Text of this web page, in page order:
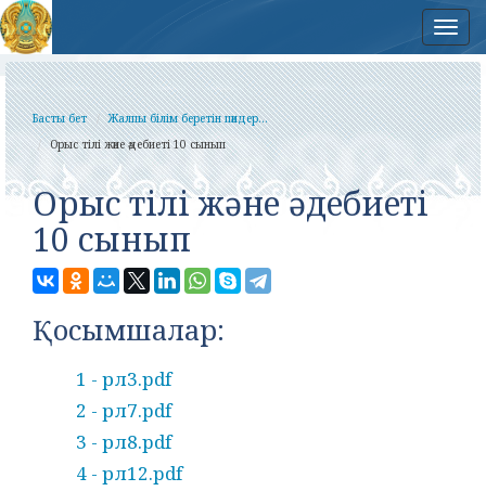
Басты бет
Жалпы білім беретін пәндер...
Орыс тілі және әдебиеті 10 сынып
Орыс тілі және әдебиеті
10 сынып
Қосымшалар:
1 - рл3.pdf
2 - рл7.pdf
3 - рл8.pdf
4 - рл12.pdf